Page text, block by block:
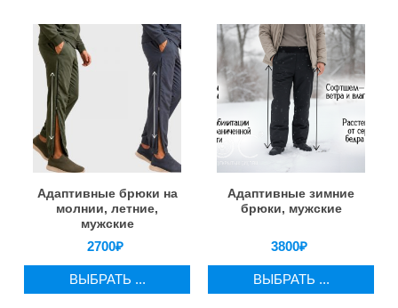
Адаптивные брюки на
молнии, летние,
мужские
2700₽
ВЫБРАТЬ ...
Адаптивные зимние
брюки, мужские
3800₽
ВЫБРАТЬ ...